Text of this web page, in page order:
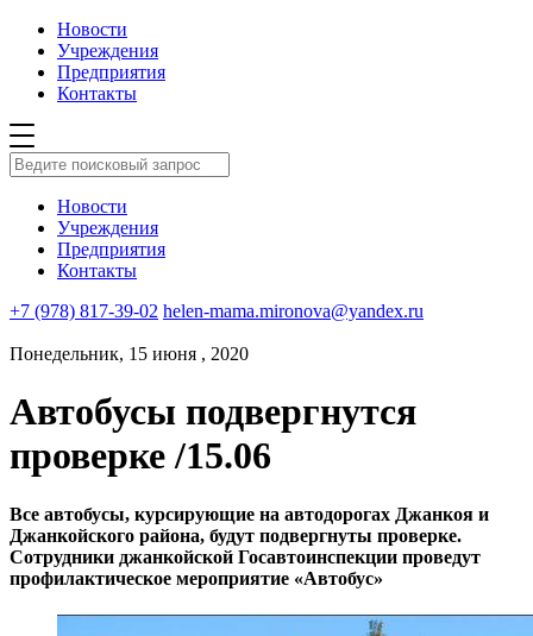
Новости
Учреждения
Предприятия
Контакты
Новости
Учреждения
Предприятия
Контакты
+7 (978) 817-39-02 helen-mama.mironova@yandex.ru
Понедельник, 15 июня , 2020
Автобусы подвергнутся
проверке /15.06
Все автобусы, курсирующие на автодорогах Джанкоя и
Джанкойского района, будут подвергнуты проверке.
Сотрудники джанкойской Госавтоинспекции проведут
профилактическое мероприятие «Автобус»